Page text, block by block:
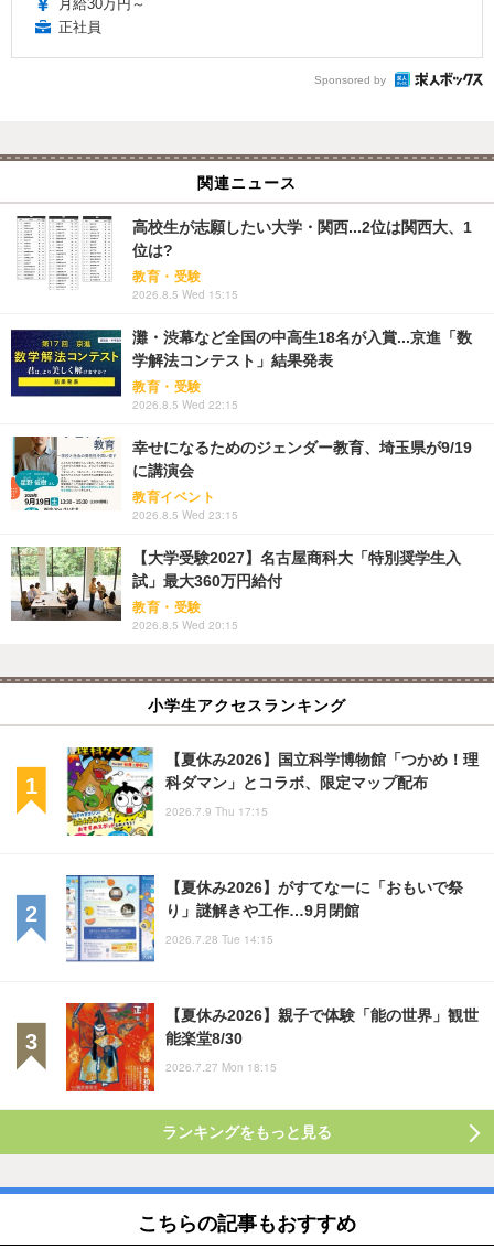
月給30万円～
正社員
Sponsored by
関連ニュース
高校生が志願したい大学・関西...2位は関西大、1
位は?
教育・受験
2026.8.5 Wed 15:15
灘・渋幕など全国の中高生18名が入賞...京進「数
学解法コンテスト」結果発表
教育・受験
2026.8.5 Wed 22:15
幸せになるためのジェンダー教育、埼玉県が9/19
に講演会
教育イベント
2026.8.5 Wed 23:15
【大学受験2027】名古屋商科大「特別奨学生入
試」最大360万円給付
教育・受験
2026.8.5 Wed 20:15
小学生アクセスランキング
【夏休み2026】国立科学博物館「つかめ！理
科ダマン」とコラボ、限定マップ配布
2026.7.9 Thu 17:15
【夏休み2026】がすてなーに「おもいで祭
り」謎解きや工作…9月閉館
2026.7.28 Tue 14:15
【夏休み2026】親子で体験「能の世界」観世
能楽堂8/30
2026.7.27 Mon 18:15
ランキングをもっと見る
こちらの記事もおすすめ